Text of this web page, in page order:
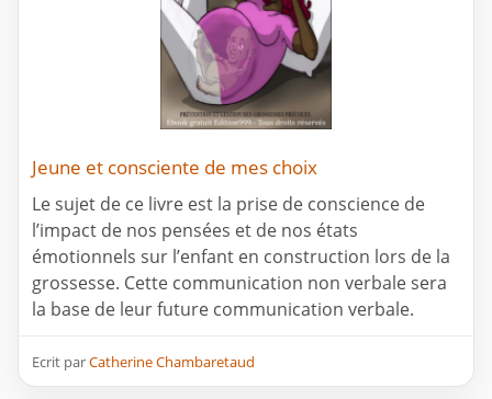
Jeune et consciente de mes choix
Le sujet de ce livre est la prise de conscience de
l’impact de nos pensées et de nos états
émotionnels sur l’enfant en construction lors de la
grossesse. Cette communication non verbale sera
la base de leur future communication verbale.
Ecrit parCatherine Chambaretaud